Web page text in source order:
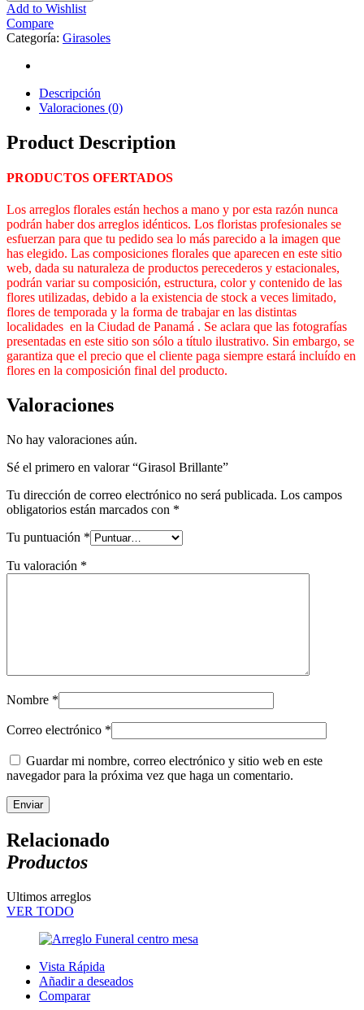
Add to Wishlist
Compare
Categoría: Girasoles
Descripción
Valoraciones (0)
Product Description
PRODUCTOS OFERTADOS
Los arreglos florales están hechos a mano y por esta razón nunca
podrán haber dos arreglos idénticos. Los floristas profesionales se
esfuerzan para que tu pedido sea lo más parecido a la imagen que
has elegido. Las composiciones florales que aparecen en este sitio
web, dada su naturaleza de productos perecederos y estacionales,
podrán variar su composición, estructura, color y contenido de las
flores utilizadas, debido a la existencia de stock a veces limitado,
flores de temporada y la forma de trabajar en las distintas
localidades en la Ciudad de Panamá . Se aclara que las fotografías
presentadas en este sitio son sólo a título ilustrativo. Sin embargo, se
garantiza que el precio que el cliente paga siempre estará incluído en
flores en la composición final del producto.
Valoraciones
No hay valoraciones aún.
Sé el primero en valorar “Girasol Brillante”
Tu dirección de correo electrónico no será publicada. Los campos
obligatorios están marcados con *
Tu puntuación *
Tu valoración *
Nombre *
Correo electrónico *
Guardar mi nombre, correo electrónico y sitio web en este
navegador para la próxima vez que haga un comentario.
Relacionado
Productos
Ultimos arreglos
VER TODO
Vista Rápida
Añadir a deseados
Comparar